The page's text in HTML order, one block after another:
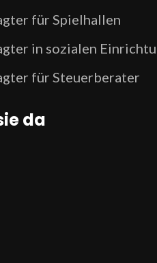
für Spielhallen
in sozialen
für Steuerberater
da